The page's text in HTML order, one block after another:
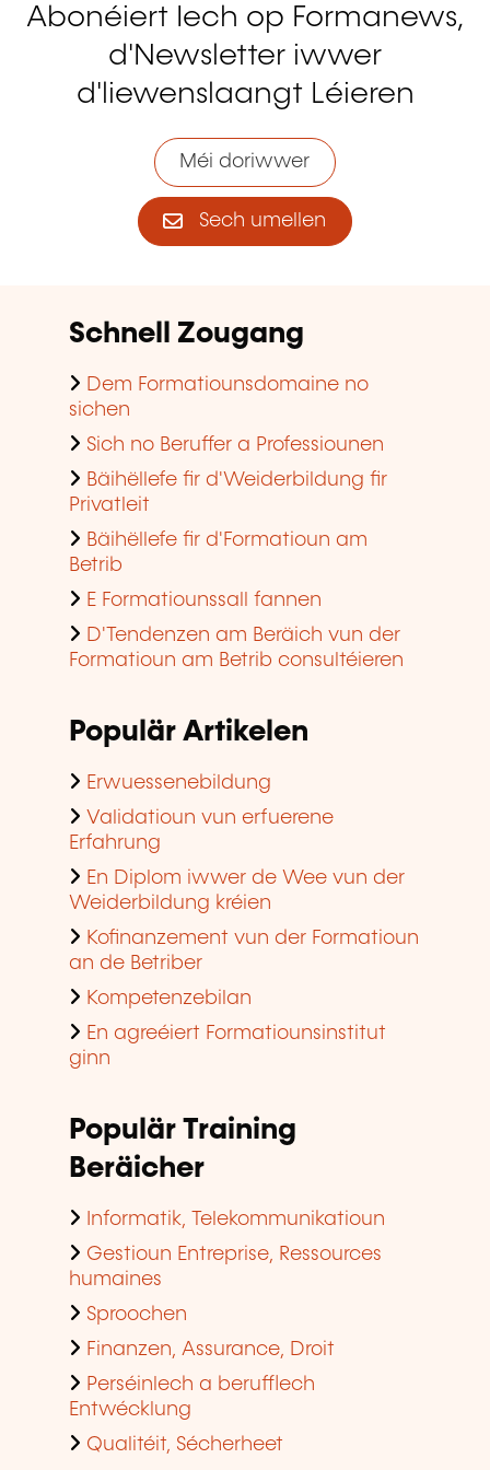
Abonéiert Iech op Formanews,
d'Newsletter iwwer
d'liewenslaangt Léieren
Méi doriwwer
Sech umellen
Schnell Zougang
Dem Formatiounsdomaine no
sichen
Sich no Beruffer a Professiounen
Bäihëllefe fir d'Weiderbildung fir
Privatleit
Bäihëllefe fir d'Formatioun am
Betrib
E Formatiounssall fannen
D'Tendenzen am Beräich vun der
Formatioun am Betrib consultéieren
Populär Artikelen
Erwuessenebildung
Validatioun vun erfuerene
Erfahrung
En Diplom iwwer de Wee vun der
Weiderbildung kréien
Kofinanzement vun der Formatioun
an de Betriber
Kompetenzebilan
En agreéiert Formatiounsinstitut
ginn
Populär Training
Beräicher
Informatik, Telekommunikatioun
Gestioun Entreprise, Ressources
humaines
Sproochen
Finanzen, Assurance, Droit
Perséinlech a berufflech
Entwécklung
Qualitéit, Sécherheet